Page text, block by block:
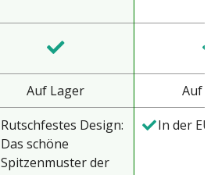
Auf Lager Auf
Rutschfestes Design:
Das schöne
Spitzenmuster der
In der